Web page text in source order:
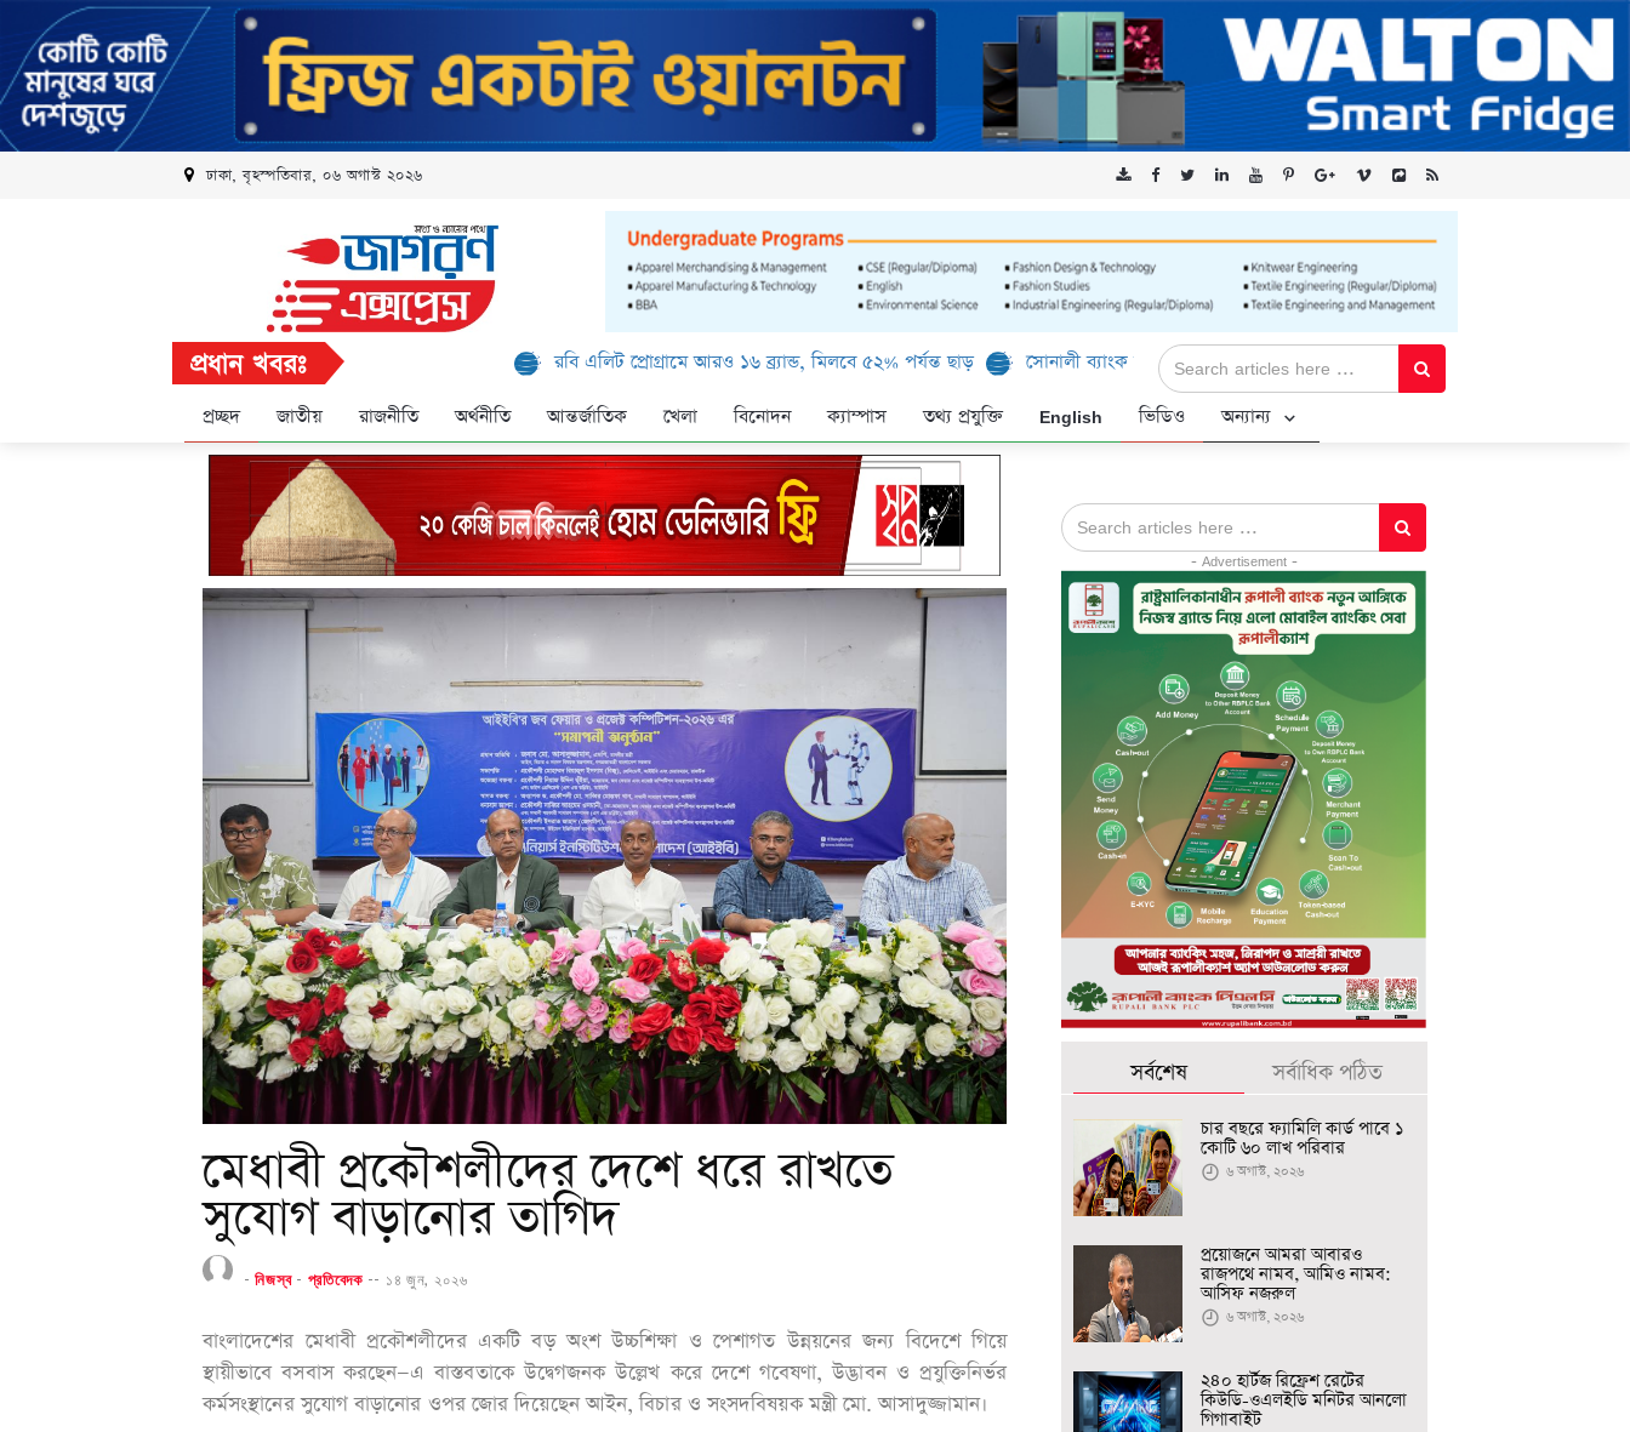
ঢাকা, বৃহস্পতিবার, ০৬ অগাস্ট ২০২৬
প্রধান খবরঃ রবি এলিট প্রোগ্রামে আরও ১৬ ব্র্যান্ড, মিলবে ৫২% পর্যন্ত ছাড় সোনালী ব্যাংক লিমিটেড-এর ‘কৃষক কার্ড’ কর্মসূচির জন্য সুরক্ষিত সংযোগ প্রদান করছে এক্সেনটেক
প্রচ্ছদ জাতীয় রাজনীতি অর্থনীতি আন্তর্জাতিক খেলা বিনোদন ক্যাম্পাস তথ্য প্রযুক্তি English ভিডিও অন্যান্য
মেধাবী প্রকৌশলীদের দেশে ধরে রাখতে
সুযোগ বাড়ানোর তাগিদ
-নিজস্ব- প্রতিবেদক-- ১৪ জুন, ২০২৬
বাংলাদেশের মেধাবী প্রকৌশলীদের একটি বড় অংশ উচ্চশিক্ষা ও পেশাগত উন্নয়নের জন্য বিদেশে গিয়ে
স্থায়ীভাবে বসবাস করছেন—এ বাস্তবতাকে উদ্বেগজনক উল্লেখ করে দেশে গবেষণা, উদ্ভাবন ও প্রযুক্তিনির্ভর
কর্মসংস্থানের সুযোগ বাড়ানোর ওপর জোর দিয়েছেন আইন, বিচার ও সংসদবিষয়ক মন্ত্রী মো. আসাদুজ্জামান।
- Advertisement -
সর্বশেষ সর্বাধিক পঠিত
চার বছরে ফ্যামিলি কার্ড পাবে ১
কোটি ৬০ লাখ পরিবার
৬ অগাস্ট, ২০২৬
প্রয়োজনে আমরা আবারও
রাজপথে নামব, আমিও নামব:
আসিফ নজরুল
৬ অগাস্ট, ২০২৬
২৪০ হার্টজ রিফ্রেশ রেটের
কিউডি-ওএলইডি মনিটর আনলো
গিগাবাইট